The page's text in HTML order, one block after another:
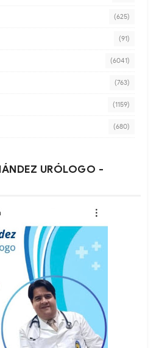
(625)
(91)
(6041)
(763)
(1159)
(680)
URÓLOGO -